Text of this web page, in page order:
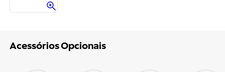
Acessórios Opcionais